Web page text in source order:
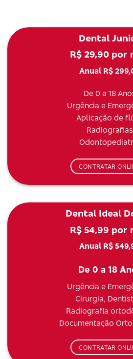
Dental
R$ 29,90 por
Anual R$
De 0 a 18
Urgência e
Aplicação de
Radiografias
CONTRATAR
Dental Ideal
R$ 54,99 por
Anual R$
De 0 a 18
Urgência e
Cirurgia,
Radiografia
Documentação
CONTRATAR